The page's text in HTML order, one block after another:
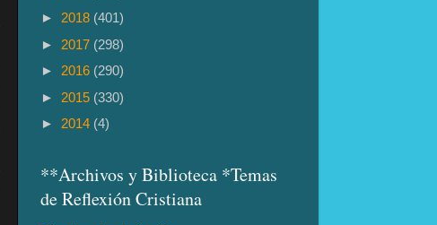
► 2018 (401)
► 2017 (298)
► 2016 (290)
► 2015 (330)
► 2014 (4)
**Archivos y Biblioteca *Temas
de Reflexión Cristiana